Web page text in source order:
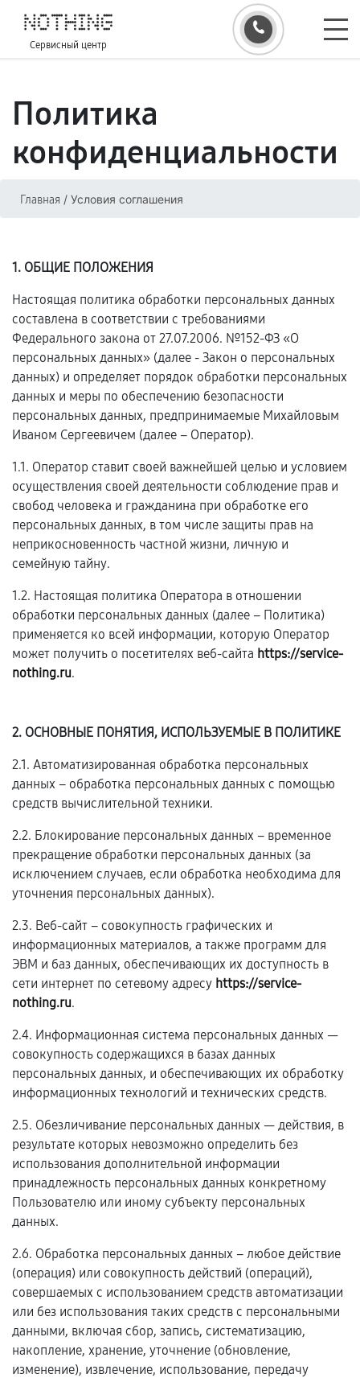
Сервисный центр
Политика
конфиденциальности
Главная / Условия соглашения
1. ОБЩИЕ ПОЛОЖЕНИЯ
Настоящая политика обработки персональных данных
составлена в соответствии с требованиями
Федерального закона от 27.07.2006. №152-ФЗ «О
персональных данных» (далее - Закон о персональных
данных) и определяет порядок обработки персональных
данных и меры по обеспечению безопасности
персональных данных, предпринимаемые Михайловым
Иваном Сергеевичем (далее – Оператор).
1.1. Оператор ставит своей важнейшей целью и условием
осуществления своей деятельности соблюдение прав и
свобод человека и гражданина при обработке его
персональных данных, в том числе защиты прав на
неприкосновенность частной жизни, личную и
семейную тайну.
1.2. Настоящая политика Оператора в отношении
обработки персональных данных (далее – Политика)
применяется ко всей информации, которую Оператор
может получить о посетителях веб-сайта https://service-
nothing.ru.
2. ОСНОВНЫЕ ПОНЯТИЯ, ИСПОЛЬЗУЕМЫЕ В ПОЛИТИКЕ
2.1. Автоматизированная обработка персональных
данных – обработка персональных данных с помощью
средств вычислительной техники.
2.2. Блокирование персональных данных – временное
прекращение обработки персональных данных (за
исключением случаев, если обработка необходима для
уточнения персональных данных).
2.3. Веб-сайт – совокупность графических и
информационных материалов, а также программ для
ЭВМ и баз данных, обеспечивающих их доступность в
сети интернет по сетевому адресу https://service-
nothing.ru.
2.4. Информационная система персональных данных —
совокупность содержащихся в базах данных
персональных данных, и обеспечивающих их обработку
информационных технологий и технических средств.
2.5. Обезличивание персональных данных — действия, в
результате которых невозможно определить без
использования дополнительной информации
принадлежность персональных данных конкретному
Пользователю или иному субъекту персональных
данных.
2.6. Обработка персональных данных – любое действие
(операция) или совокупность действий (операций),
совершаемых с использованием средств автоматизации
или без использования таких средств с персональными
данными, включая сбор, запись, систематизацию,
накопление, хранение, уточнение (обновление,
изменение), извлечение, использование, передачу